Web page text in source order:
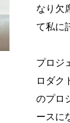
なり欠
て私に
プロジ
ロダク
のプロ
ースに